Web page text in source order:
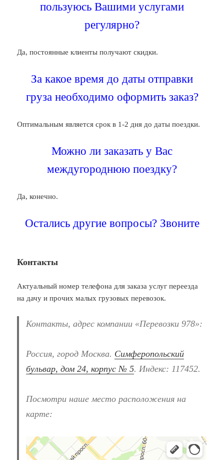
пользуюсь Вашими услугами
регулярно?
Да, постоянные клиенты получают скидки.
За какое время до даты отправки
груза необходимо оформить заказ?
Оптимальным является срок в 1-2 дня до даты поездки.
Можно ли заказать у Вас
междугороднюю поездку?
Да, конечно.
Остались другие вопросы? Звоните
Контакты
Актуальный номер телефона для заказа услуг переезда
на дачу и прочих малых грузовых перевозок.
Контакты, адрес компании «Перевозки 978»:
Россия, город Москва. Симферопольский
бульвар, дом 24, корпус № 5. Индекс: 117452.
Посмотри наше место расположения на
карте:
Перевозки 978
Перевозка негабаритных грузов в Москве
Автомобильные грузоперевозки в Москве